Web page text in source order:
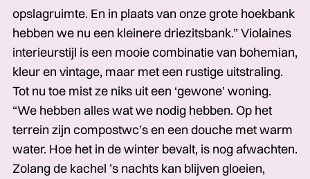
opslagruimte. En in plaats van onze grote hoekbank
hebben we nu een kleinere driezitsbank.” Violaines
interieurstijl is een mooie combinatie van bohemian,
kleur en vintage, maar met een rustige uitstraling.
Tot nu toe mist ze niks uit een ‘gewone’ woning.
“We hebben alles wat we nodig hebben. Op het
terrein zijn compostwc’s en een douche met warm
water. Hoe het in de winter bevalt, is nog afwachten.
Zolang de kachel ’s nachts kan blijven gloeien,